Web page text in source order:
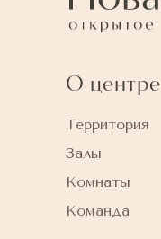
Территория
Залы
Комнаты
Команда
О центре